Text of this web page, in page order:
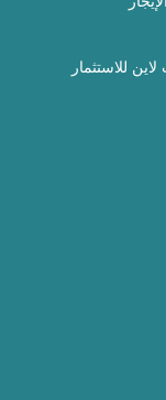
للاستثمار